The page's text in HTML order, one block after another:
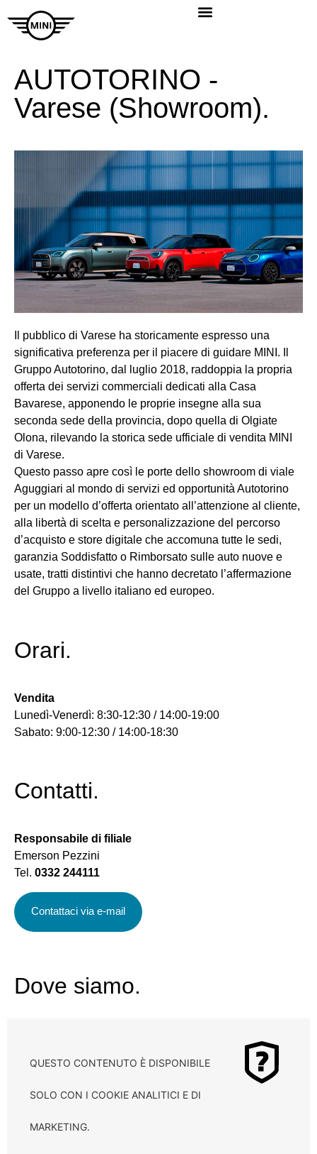
AUTOTORINO -
Varese (Showroom).
Il pubblico di Varese ha storicamente espresso una
significativa preferenza per il piacere di guidare MINI. Il
Gruppo Autotorino, dal luglio 2018, raddoppia la propria
offerta dei servizi commerciali dedicati alla Casa
Bavarese, apponendo le proprie insegne alla sua
seconda sede della provincia, dopo quella di Olgiate
Olona, rilevando la storica sede ufficiale di vendita MINI
di Varese.
Questo passo apre così le porte dello showroom di viale
Aguggiari al mondo di servizi ed opportunità Autotorino
per un modello d’offerta orientato all’attenzione al cliente,
alla libertà di scelta e personalizzazione del percorso
d’acquisto e store digitale che accomuna tutte le sedi,
garanzia Soddisfatto o Rimborsato sulle auto nuove e
usate, tratti distintivi che hanno decretato l’affermazione
del Gruppo a livello italiano ed europeo.
Orari.
Vendita
Lunedì-Venerdì: 8:30-12:30 / 14:00-19:00
Sabato: 9:00-12:30 / 14:00-18:30
Contatti.
Responsabile di filiale
Emerson Pezzini
Tel. 0332 244111
Contattaci via e-mail
Dove siamo.
QUESTO CONTENUTO È DISPONIBILE
SOLO CON I COOKIE ANALITICI E DI
MARKETING.